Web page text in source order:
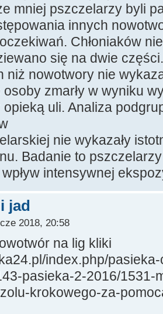
mniej pszczelarzy byli
innych
Chłoniaków
się na dwie
niż nowotwory nie
zmarły w wyniku
uli. Analiza
nie wykazały
Badanie to
intensywnej
jad
2018, 20:58
na lig kliki
index.php/
pasieka-2-2016/1531-
krokowego-za-